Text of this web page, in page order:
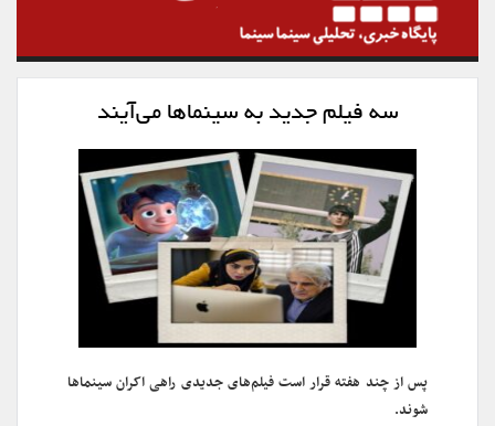
سه فیلم جدید به سینماها می‌آیند
پس از چند هفته قرار است فیلم‌های جدیدی راهی اکران سینماها
شوند.